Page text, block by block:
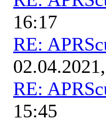
16:17
RE:
RE:
15:45